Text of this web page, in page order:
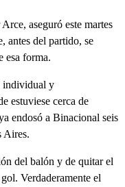
aseguró este martes
antes del partido, se
esa forma.
individual y
estuviese cerca de
endosó a Binacional seis
Aires.
del balón y de quitar el
Verdaderamente el